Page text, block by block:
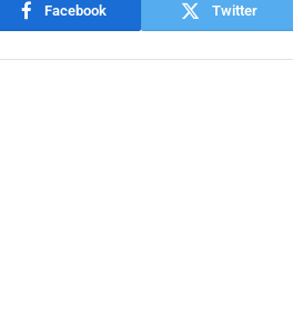
Facebook Twitter